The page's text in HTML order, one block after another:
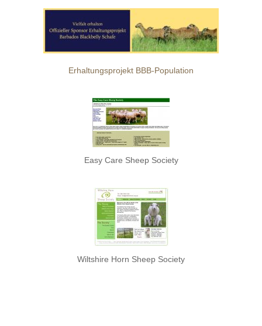
Erhaltungsprojekt BBB-Population
Easy Care Sheep Society
Wiltshire Horn Sheep Society